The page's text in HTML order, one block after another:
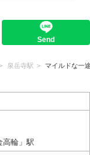
Send
泉岳寺駅 マイルドな一
高輪」駅